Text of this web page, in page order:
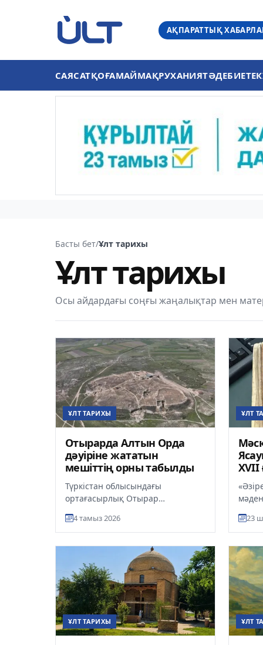
АҚПАРАТТЫҚ
САЯСАТҚОҒАМАЙМАҚРУХАНИЯТӘДЕБИЕТ
Басты бет/Ұлт тарихы
Ұлт тарихы
Осы айдардағы соңғы жаңалықтар мен
ҰЛТ ТАРИХЫ
Отырарда Алтын Орда
дәуіріне жататын
мешіттің орны табылды
Түркістан облысындағы
ортағасырлық Отырар
Орда дәуіріне жататын ең көне
мешіттің орны...
4 тамыз 2026
ҰЛТ
XVII
23
ҰЛТ ТАРИХЫ ҰЛТ